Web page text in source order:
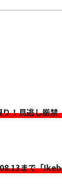
！見逃し厳禁
まで「